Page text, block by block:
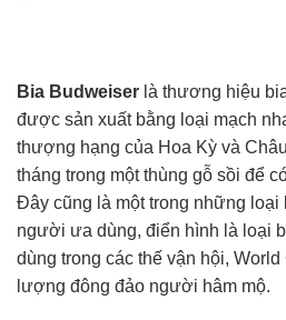
Bia Budweiser là thương hiệu
được sản xuất bằng loại mạch
thượng hạng của Hoa Kỳ và
tháng trong một thùng gỗ sồi để
Đây cũng là một trong những
người ưa dùng, điển hình là loại
dùng trong các thế vận hội,
lượng đông đảo người hâm mộ.